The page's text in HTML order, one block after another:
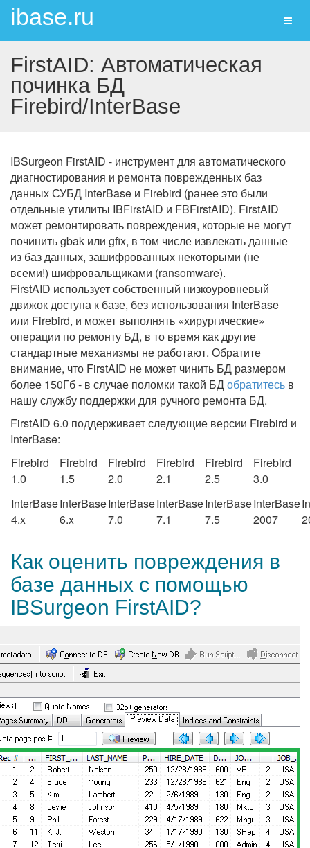
ibase.ru
FirstAID: Автоматическая
починка БД
Firebird/InterBase
IBSurgeon FirstAID - инструмент для автоматического
диагностирования и ремонта поврежденных баз
данных СУБД InterBase и Firebird (ранее это были
отдельные утилиты IBFirstAID и FBFirstAID). FirstAID
может ремонтировать повреждения, которые не могут
починить gbak или gfix, в том числе извлекать данные
из баз данных, зашифрованных некоторыми (не
всеми!) шифровальщиками (ransomware).
FirstAID использует собственный низкоуровневый
движок доступа к базе, без использования InterBase
или Firebird, и может выполнять «хирургические»
операции по ремонту БД, в то время как другие
стандартные механизмы не работают. Обратите
внимание, что FirstAID не может чинить БД размером
более 150Гб - в случае поломки такой БД​обратитесь в
нашу службу поддержки для ручного ремонта БД.
FirstAID 6.0 поддерживает следующие версии Firebird и
InterBase:
Firebird
1.0
Firebird
1.5
Firebird
2.0
Firebird
2.1
Firebird
2.5
Firebird
3.0
InterBase
4.x
InterBase
6.x
InterBase
7.0
InterBase
7.1
InterBase
7.5
InterBase
2007
Как оценить повреждения в
базе данных с помощью
IBSurgeon FirstAID?